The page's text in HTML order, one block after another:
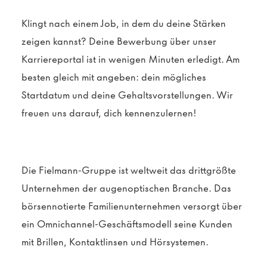
Klingt nach einem Job, in dem du deine Stärken
zeigen kannst? Deine Bewerbung über unser
Karriereportal ist in wenigen Minuten erledigt. Am
besten gleich mit angeben: dein mögliches
Startdatum und deine Gehaltsvorstellungen. Wir
freuen uns darauf, dich kennenzulernen!
Die Fielmann-Gruppe ist weltweit das drittgrößte
Unternehmen der augenoptischen Branche. Das
börsennotierte Familienunternehmen versorgt über
ein Omnichannel-Geschäftsmodell seine Kunden
mit Brillen, Kontaktlinsen und Hörsystemen.